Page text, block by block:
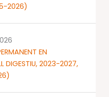
2026)
EN
DIGESTIU, 2023-2027,